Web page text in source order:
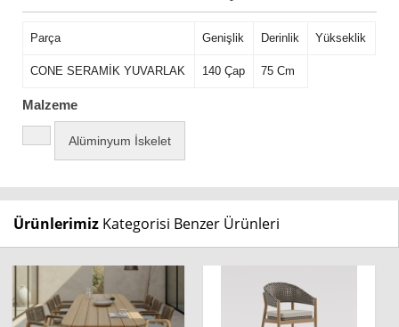
Parça Genişlik Derinlik Yükseklik
CONE SERAMİK YUVARLAK 140 Çap 75 Cm
Malzeme
Alüminyum İskelet
Ürünlerimiz Kategorisi Benzer Ürünleri